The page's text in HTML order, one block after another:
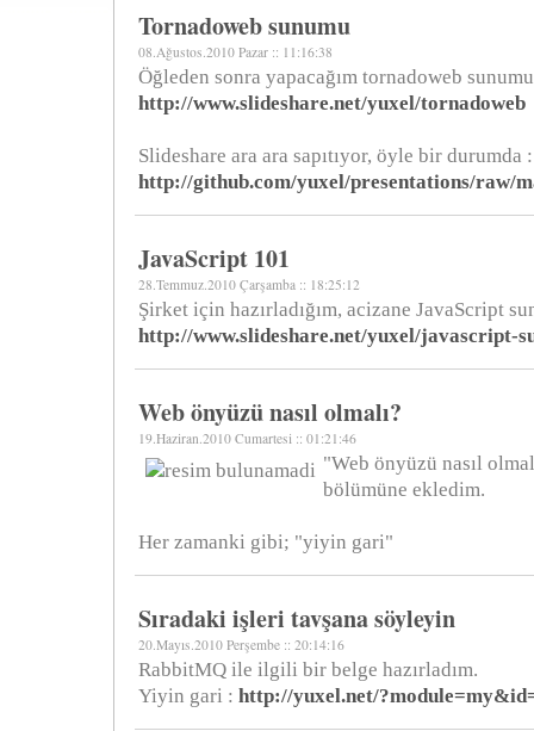
Tornadoweb sunumu
08.Ağustos.2010 Pazar :: 11:16:38
Öğleden sonra yapacağım tornadoweb
http://www.slideshare.net/yuxel/tornadoweb
Slideshare ara ara sapıtıyor, öyle bir durumda :
http://github.com/yuxel/presentations/raw/
JavaScript 101
28.Temmuz.2010 Çarşamba :: 18:25:12
Şirket için hazırladığım, acizane JavaScript
http://www.slideshare.net/yuxel/javascript-
Web önyüzü nasıl olmalı?
19.Haziran.2010 Cumartesi :: 01:21:46
"Web önyüzü nasıl
bölümüne ekledim.
Her zamanki gibi; "yiyin gari"
Sıradaki işleri tavşana söyleyin
20.Mayıs.2010 Perşembe :: 20:14:16
RabbitMQ ile ilgili bir belge hazırladım.
Yiyin gari : http://yuxel.net/